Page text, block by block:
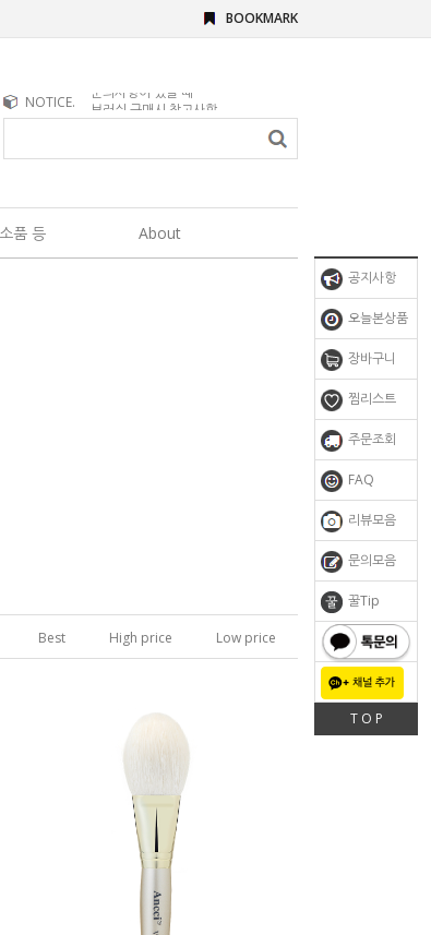
공지사항
오늘본상품
장바구니
찜리스트
주문조회
FAQ
리뷰모음
문의모음
꿀Tip
톡문의
T O P
BOOKMARK
NOTICE.
문의사항이 있을 때
브러쉬 구매시 참고사항
품 등 About
Best High price Low price